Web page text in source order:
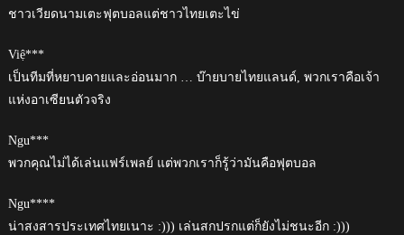
ชาวเวียดนามเตะฟุตบอลแต่ชาวไทยเตะไข่
Việ***
เป็นทีมที่หยาบคายและอ่อนมาก … บ๊ายบายไทยแลนด์, พวกเราคือเจ้า
แห่งอาเซียนตัวจริง
Ngu***
พวกคุณไม่ได้เล่นแฟร์เพลย์ แต่พวกเราก็รู้ว่ามันคือฟุตบอล
Ngu****
น่าสงสารประเทศไทยเนาะ :))) เล่นสกปรกแต่ก็ยังไม่ชนะอีก :)))